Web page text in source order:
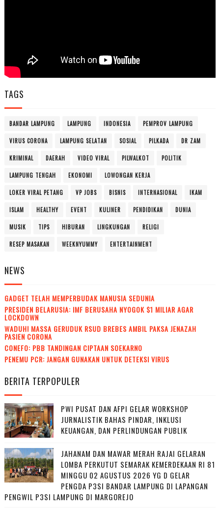
TAGS
BANDAR LAMPUNG LAMPUNG INDONESIA PEMPROV LAMPUNG
VIRUS CORONA LAMPUNG SELATAN SOSIAL PILKADA DR ZAM
KRIMINAL DAERAH VIDEO VIRAL PILWALKOT POLITIK
LAMPUNG TENGAH EKONOMI LOWONGAN KERJA
LOKER VIRAL PETANG VP JOBS BISNIS INTERNASIONAL IKAM
ISLAM HEALTHY EVENT KULINER PENDIDIKAN DUNIA
MUSIK TIPS HIBURAN LINGKUNGAN RELIGI
RESEP MASAKAN WEEKNYUMMY ENTERTAINMENT
NEWS
GADGET TELAH MEMPERBUDAK MANUSIA SEDUNIA
PRESIDEN BELARUSIA: IMF BERUSAHA NYOGOK $1 MILIAR AGAR
LOCKDOWN
WADUH! MASSA GERUDUK RSUD BREBES AMBIL PAKSA JENAZAH
PASIEN CORONA
CONEFO: PBB TANDINGAN CIPTAAN SOEKARNO
PENEMU PCR: JANGAN GUNAKAN UNTUK DETEKSI VIRUS
BERITA TERPOPULER
PWI PUSAT DAN AFPI GELAR WORKSHOP
JURNALISTIK BAHAS PINDAR, INKLUSI
KEUANGAN, DAN PERLINDUNGAN PUBLIK
JAHANAM DAN MAWAR MERAH RAJAI GELARAN
LOMBA PERKUTUT SEMARAK KEMERDEKAAN RI 81
MINGGU 02 AGUSTUS 2026 YG D GELAR
PENGDA P3SI BANDAR LAMPUNG DI LAPANGAN
PENGWIL P3SI LAMPUNG DI MARGOREJO